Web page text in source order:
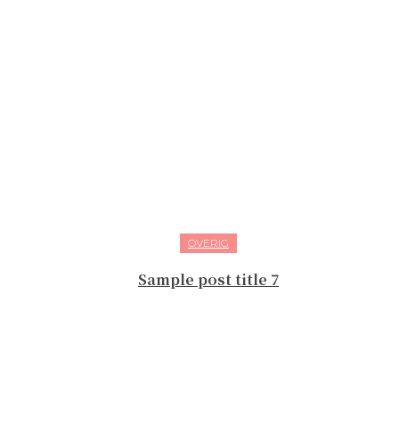
OVERIG
Sample post title 7